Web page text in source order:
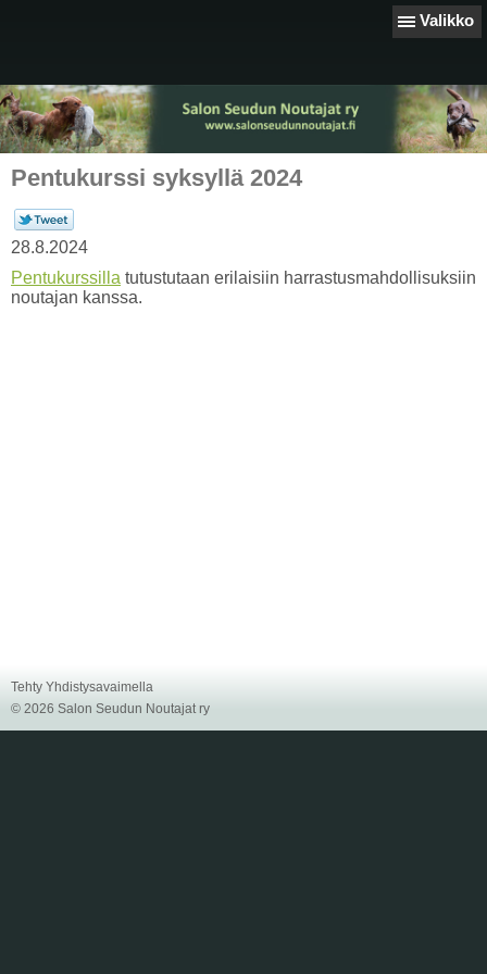
Valikko
Pentukurssi syksyllä 2024
28.8.2024
Pentukurssilla tutustutaan erilaisiin harrastusmahdollisuksiin
noutajan kanssa.
Tehty Yhdistysavaimella
© 2026 Salon Seudun Noutajat ry